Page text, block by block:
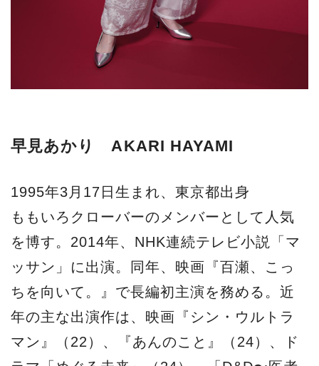
早見あかり AKARI HAYAMI
1995年3月17日生まれ、東京都出身
ももいろクローバーのメンバーとして人気
を博す。2014年、NHK連続テレビ小説「マ
ッサン」に出演。同年、映画『百瀬、こっ
ちを向いて。』で長編初主演を務める。近
年の主な出演作は、映画『シン・ウルトラ
マン』（22）、『あんのこと』（24）、ド